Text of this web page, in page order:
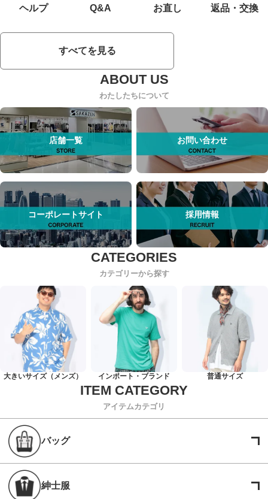
ヘルプ Q&A お直し 返品・交換
すべてを見る
わたしたちについて
店舗一覧 お問い合わせ
コーポレートサイト 採用情報
カテゴリーから探す
大きいサイズ（メンズ） インポート・ブランド 普通サイズ
アイテムカテゴリ
バッグ
紳士服